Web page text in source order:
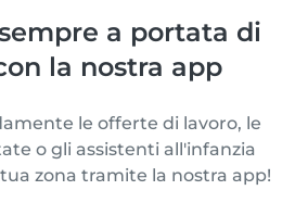
a portata di
la nostra app
le offerte di lavoro, le
o gli assistenti all'infanzia
zona tramite la nostra app!